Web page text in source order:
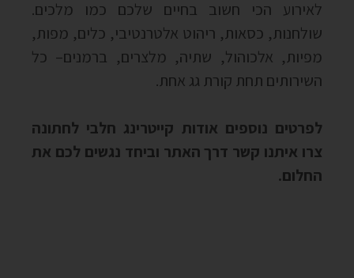
לאירוע הכי חשוב בחיים שלכם כמו מלכים.
שולחנות, כסאות, ריהוט אלטרנטיבי, כלים, מפות,
מפיות, אלכוהול, שתיה, מלצרים, ברמנים– כל
השירותים תחת קורת גג אחת.
לפרטים נוספים אודות קייטרינג חלבי לחתונה
צרו איתנו קשר דרך האתר וביחד נגשים לכם את
החלום.